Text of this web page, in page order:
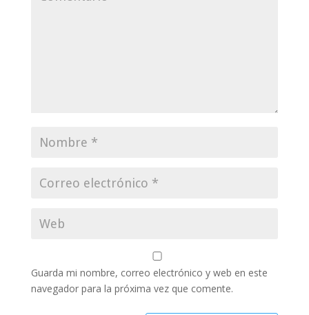
Guarda mi nombre, correo electrónico y web en este
navegador para la próxima vez que comente.